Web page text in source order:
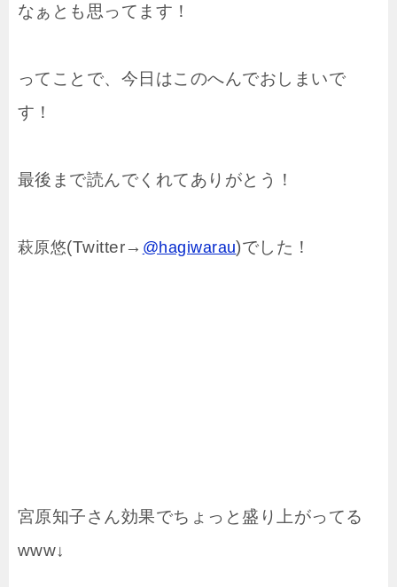
なぁとも思ってます！
ってことで、今日はこのへんでおしまいで
す！
最後まで読んでくれてありがとう！
萩原悠(Twitter→ @hagiwarau)でした！
宮原知子さん効果でちょっと盛り上がってる
www↓